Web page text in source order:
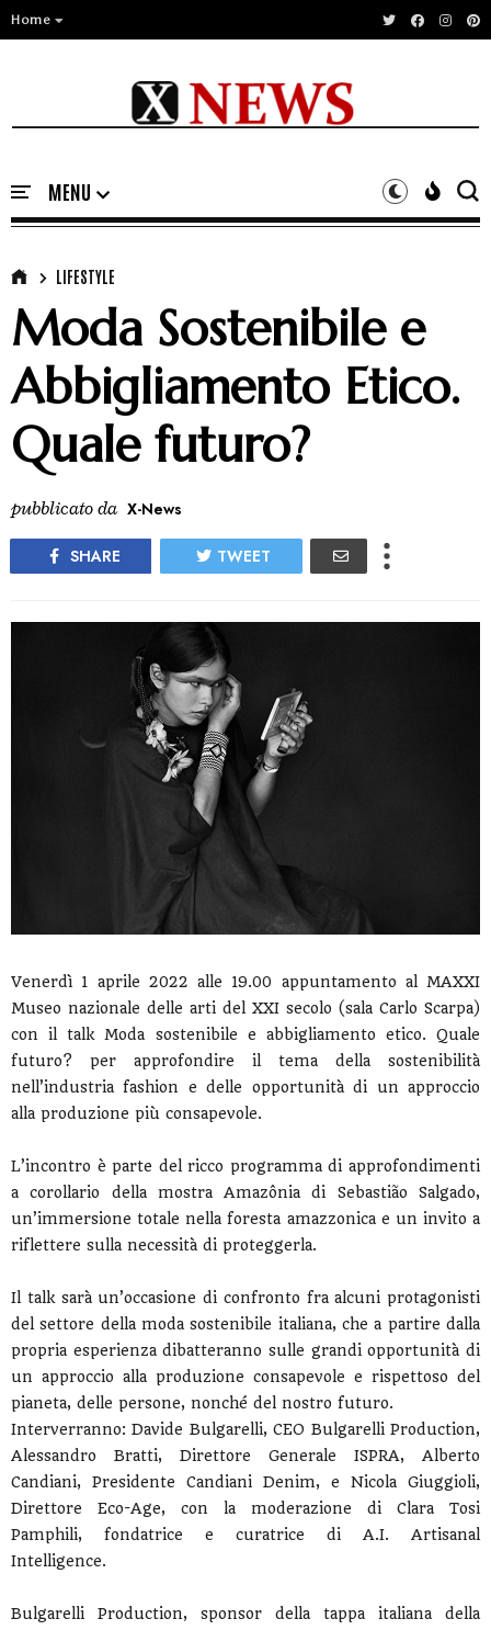
Home
LIFESTYLE
Moda Sostenibile e
Abbigliamento Etico.
Quale futuro?
pubblicato da X-News
SHARE TWEET
Venerdì 1 aprile 2022 alle 19.00 appuntamento al MAXXI
Museo nazionale delle arti del XXI secolo (sala Carlo Scarpa)
con il talk Moda sostenibile e abbigliamento etico. Quale
futuro? per approfondire il tema della sostenibilità
nell’industria fashion e delle opportunità di un approccio
alla produzione più consapevole.
L’incontro è parte del ricco programma di approfondimenti
a corollario della mostra Amazônia di Sebastião Salgado,
un’immersione totale nella foresta amazzonica e un invito a
riflettere sulla necessità di proteggerla.
Il talk sarà un’occasione di confronto fra alcuni protagonisti
del settore della moda sostenibile italiana, che a partire dalla
propria esperienza dibatteranno sulle grandi opportunità di
un approccio alla produzione consapevole e rispettoso del
pianeta, delle persone, nonché del nostro futuro.
Interverranno: Davide Bulgarelli, CEO Bulgarelli Production,
Alessandro Bratti, Direttore Generale ISPRA, Alberto
Candiani, Presidente Candiani Denim, e Nicola Giuggioli,
Direttore Eco-Age, con la moderazione di Clara Tosi
Pamphili, fondatrice e curatrice di A.I. Artisanal
Intelligence.
Bulgarelli Production, sponsor della tappa italiana della